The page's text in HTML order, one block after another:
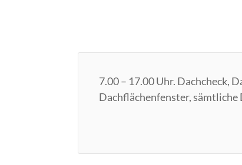
7.00 – 17.00 Uhr. Dachcheck,
Dachflächenfenster, sämtliche